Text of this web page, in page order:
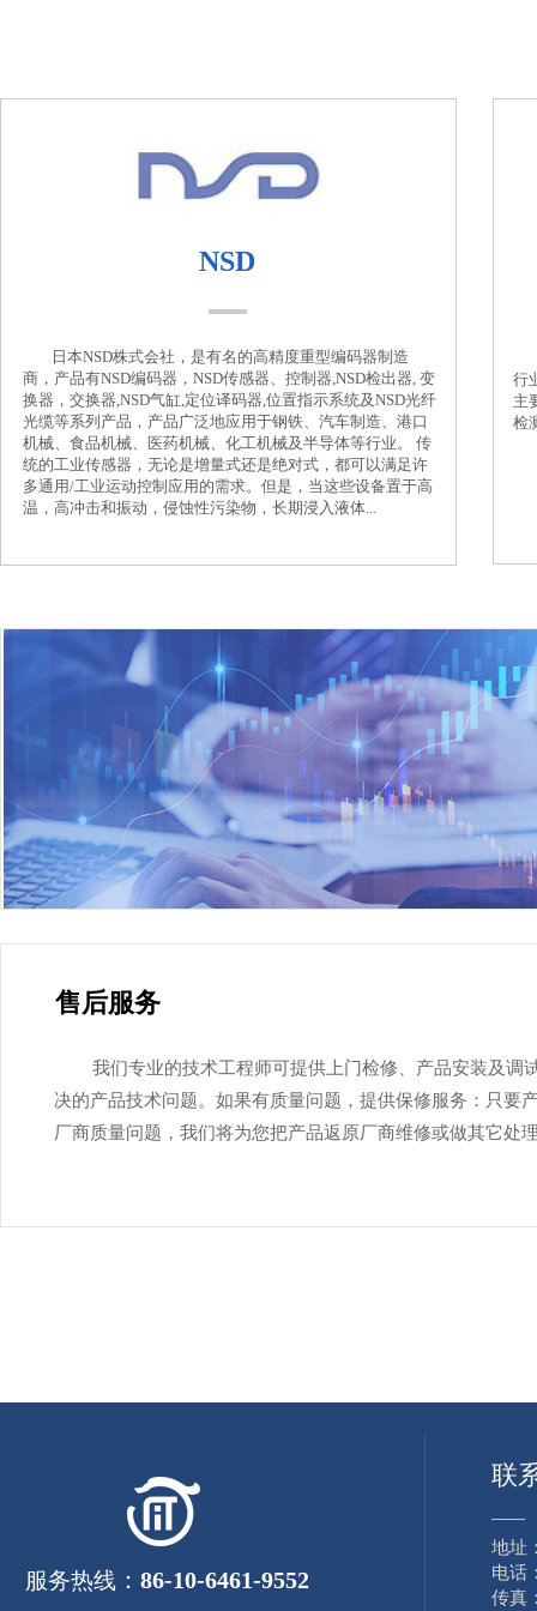
行
主
检
日本NSD株式会社，是有名的高精度重型编码器制造
商，产品有NSD编码器，NSD传感器、控制器,NSD检出器, 变
换器，交换器,NSD气缸,定位译码器,位置指示系统及NSD光纤
光缆等系列产品，产品广泛地应用于钢铁、汽车制造、港口
机械、食品机械、医药机械、化工机械及半导体等行业。 传
统的工业传感器，无论是增量式还是绝对式，都可以满足许
多通用/工业运动控制应用的需求。但是，当这些设备置于高
温，高冲击和振动，侵蚀性污染物，长期浸入液体...
NSD
售后服务
我们专业的技术工程师可提供上门检修、产品安装及调
决的产品技术问题。如果有质量问题，提供保修服务：只要
厂商质量问题，我们将为您把产品返原厂商维修或做其它处
服务热线： 86-10-6461-9552
联
——
地址
电话
传真